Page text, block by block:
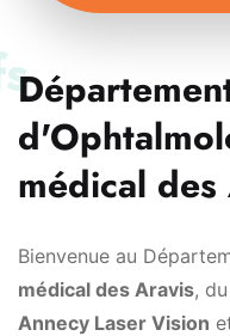
médical des
Bienvenue au
médical des Aravis,
Annecy Laser Vision